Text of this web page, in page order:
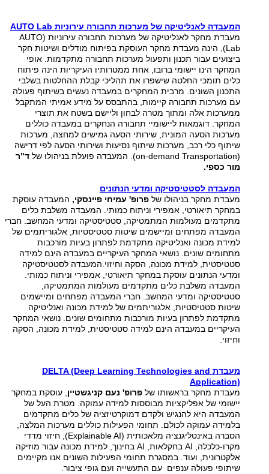
המעבדה לאנליטיקה של מערכות תחבורה עירוניות AUTO Lab
מעבדת מחקר לאנליטיקה של מערכות תחבורה עירוניות (AUTO
Lab), הינה מעבדת מחקר העוסקת בפיתוח מודלים ושיטות חקר
ביצועים עבור תכנון ותפעול מערכות תחבורה מתקדמות. אופי
המחקר הינו יישומי ברובו, אחת ממטרותיו העיקריות הינה פיתוח
כלים תומכי החלטה שישפרו את תהליכי קבלת ההחלטות בשלבי
התכנון השונים. מרבית המחקרים במעבדה נעשים בשיתוף פעולה
עם מערכות תחבורה קיימות, בהתבסס על מידע אמיתי המתקבל
ממערכות אלה ומתוך מטרה לבחון וליישם בשטח את תוצרי
המחקר. דוגמאות ליישומיי תחבורה הנחקרים במעבדה כוללים
מערכות הסעה המונית, שירותי הסעה גמישים למחצה, מערכות
שיתוף כלי רכב, מערכות שיתוף נסיעות ושירותי הסעה לפי דרישה
(
on-demand Transportation). המעבדה פועלת בניהולו של ד"ר
מור כספי.
המעבדה לסטטיסטיקה ומדעי הנתונים
מעבדת מחקר בניהולו של פרופ' עמיחי פיינסקי, המעבדה עוסקת
במחקר תיאורטי, אמפירי וניתוח כמותי. המעבדה משלבת כלים
מתקדמים מעולמות המתמטיקה, סטטיסטיקה ומדעי המחשב. חברי
המעבדה מפתחים ומיישמים שיטות סטטיסטיות, אלגוריתמים של
למידת מכונה ואנליטיקה מתקדמת לפתרון בעיות מורכבות
מתחומים שונים. נושאי המחקר העיקריים במעבדה הינם למידה
סטטיסטית, למידת מכונה, הסקה וחיזוי.המעבדה לסטטיסטיקה
ומדעי הנתונים עוסקת במחקר תיאורטי, אמפירי וניתוח כמותי.
המעבדה משלבת כלים מתקדמים מעולמות המתמטיקה,
סטטיסטיקה ומדעי המחשב. חברי המעבדה מפתחים ומיישמים
שיטות סטטיסטיות, אלגוריתמים של למידת מכונה ואנליטיקה
מתקדמת לפתרון בעיות מורכבות מתחומים שונים. נושאי המחקר
העיקריים במעבדה הינם למידה סטטיסטית, למידת מכונה, הסקה
וחיזוי.
מעבדת DELTA (Deep Learning Technologies and
Application)
מעבדת מחקר בראשותו של פרופ' נעם קניגשטיין , עוסקת במחקר
יישומי של אפליקציות מבוססות למידה עמוקה. מטרת העל של
המעבדה היא להנגיש ולקדם דמוקרטיזציה של כלים מתקדמים
בלמידה עמוקה לכולם. תחומי הפעילות כוללים מערכות המלצה,
הסברה באינטליגנציה מלאכותית (Explainable AI), חיזוי מדדי
מקרו-כלכלה, AI בחקלאות, AI בחינוך, למידת מכונה עבור מוזיקה
אלקטרונית, ועוד. במסגרת תחומי הפעילות השונים אנו מקיימים
שיתופי פעולה ענפים עם התעשייה ועם גופי ציבור.